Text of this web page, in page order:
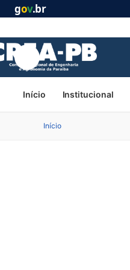
gov.br
Início Institucional
Início